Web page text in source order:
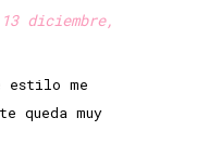
diciembre,
estilo me
queda muy